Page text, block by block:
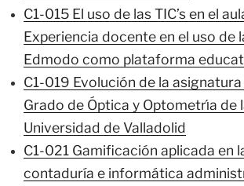
C1-015 El uso de las TIC’s en el
Experiencia docente en el uso de
Edmodo como plataforma
C1-019 Evolución de la asignatura
Grado de Óptica y Optometrı́a de
Universidad de Valladolid
C1-021 Gamificación aplicada en
contaduría e informática